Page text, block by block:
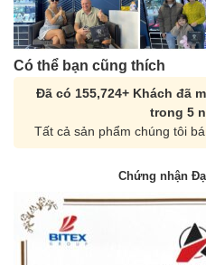
Có thể bạn cũng thích
Đã có 155,724+ Khách đã
trong 5
Tất cả sản phẩm chúng tôi
Chứng nhận